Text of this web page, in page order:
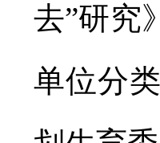
去”研究
单位分